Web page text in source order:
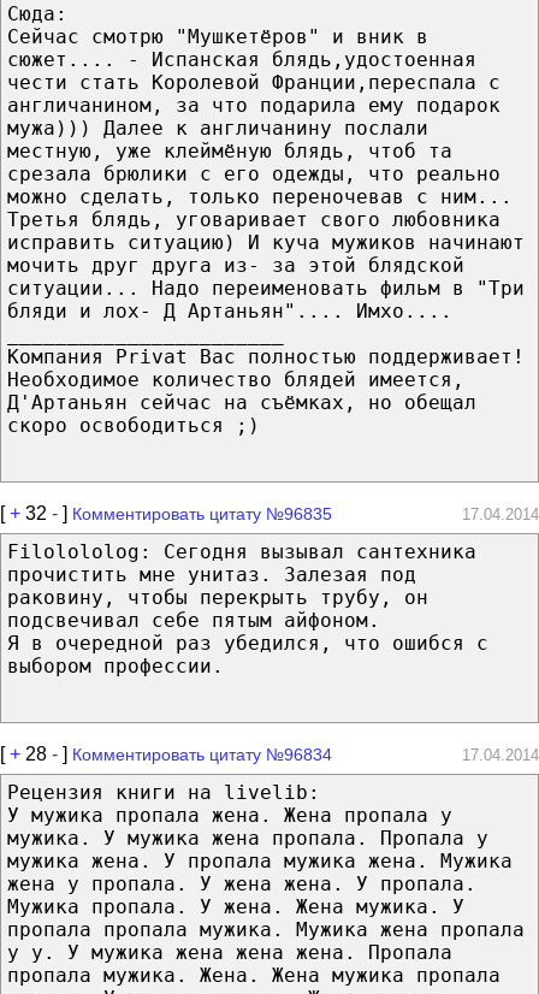
Сюда:
Сейчас смотрю "Мушкетёров" и вник в
сюжет.... - Испанская блядь,удостоенная
чести стать Королевой Франции,переспала с
англичанином, за что подарила ему подарок
мужа))) Далее к англичанину послали
местную, уже клеймёную блядь, чтоб та
срезала брюлики с его одежды, что реально
можно сделать, только переночевав с ним...
Третья блядь, уговаривает свого любовника
исправить ситуацию) И куча мужиков начинают
мочить друг друга из- за этой блядской
ситуации... Надо переименовать фильм в "Три
бляди и лох- Д Артаньян".... Имхо....
Компания Privat Вас полностью поддерживает!
Необходимое количество блядей имеется,
Д'Артаньян сейчас на съёмках, но обещал
скоро освободиться ;)
[+ 32 - ] Комментировать цитату №96835 17.04.2014
Filolololog: Сегодня вызывал сантехника
прочистить мне унитаз. Залезая под
раковину, чтобы перекрыть трубу, он
подсвечивал себе пятым айфоном.
Я в очередной раз убедился, что ошибся с
выбором профессии.
[+ 28 - ] Комментировать цитату №96834 17.04.2014
Рецензия книги на livelib:
У мужика пропала жена. Жена пропала у
мужика. У мужика жена пропала. Пропала у
мужика жена. У пропала мужика жена. Мужика
жена у пропала. У жена жена. У пропала.
Мужика пропала. У жена. Жена мужика. У
пропала пропала мужика. Мужика жена пропала
у у. У мужика жена жена жена. Пропала
пропала мужика. Жена. Жена мужика пропала